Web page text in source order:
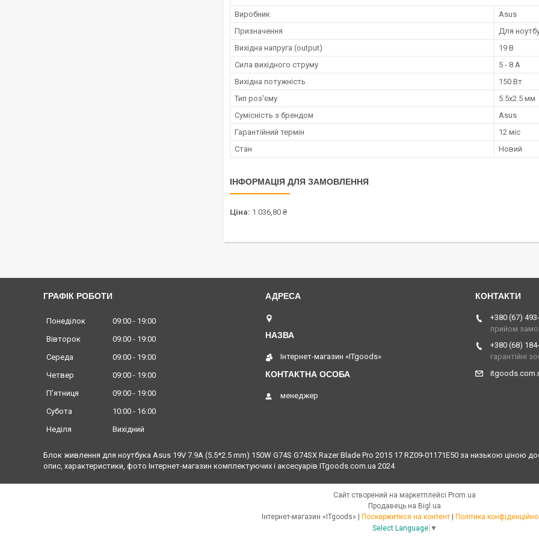
Виробник
Asus
Призначення
Для
Вихідна напруга (output)
19 В
Сила вихідного струму
5 - 8 А
Вихідна потужність
150 Вт
Тип роз'єму
5.5x2.5 мм
Сумісність з брендом
Asus
Гарантійний термін
12 міс
Стан
Новий
ІНФОРМАЦІЯ ДЛЯ ЗАМОВЛЕННЯ
Ціна: 1 036,80 ₴
ГРАФІК РОБОТИ
Понеділок 09:00
19:00
Вівторок
09:00
19:00
Середа
09:00
19:00
Четвер
09:00
19:00
Пʼятниця
09:00
19:00
Субота
10:00
16:00
Неділя
Вихідний
Інтернет-магазин «ITgoods»
менеджер
+380 (67)
прийом
+380 (68)
гарантійні
Блок живлення для ноутбука Asus 19V 7.9A (5.5*2.5 mm) 150W G74S G74SX Razer Blade Pro 2015 17 RZ09-01171E50 за низькою ціною
опис, характеристики, фото Інтернет-магазин комплектуючих і аксесуарів ITgoods.com.ua 2024
Сайт створений на маркетплейсі Prom.ua
Продавець на Bigl.ua
Поскаржитися на контент
Політика
Select Language ▼